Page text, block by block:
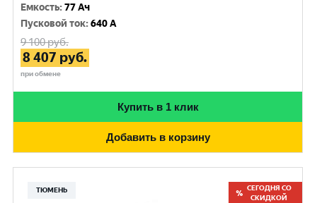
Емкость:77 Ач
Пусковой ток:640 A
9 100руб.
8 407 руб.
при обмене
Купить в 1 клик
Добавить в корзину
ТЮМЕНЬ
СЕГОДНЯ СО
СКИДКОЙ